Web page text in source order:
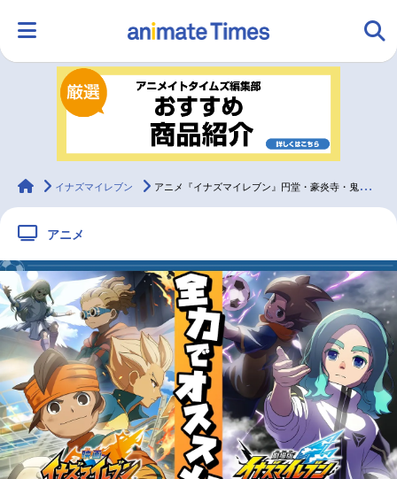
ランキング アニメ
ラジオ みんなの声
2.5次元 配信・Vtuber トレンド 無料マンガ
最新記事一覧
アニメ記事一覧 声優記事一覧
アニメ映画一覧 実写化映画一覧
今期アニメ曜日別一覧
animateTimes
イナズマイレブン アニメ『イナズマイレブン』円堂・豪炎寺・鬼道の友情と豪華声優陣を語る
アニメ